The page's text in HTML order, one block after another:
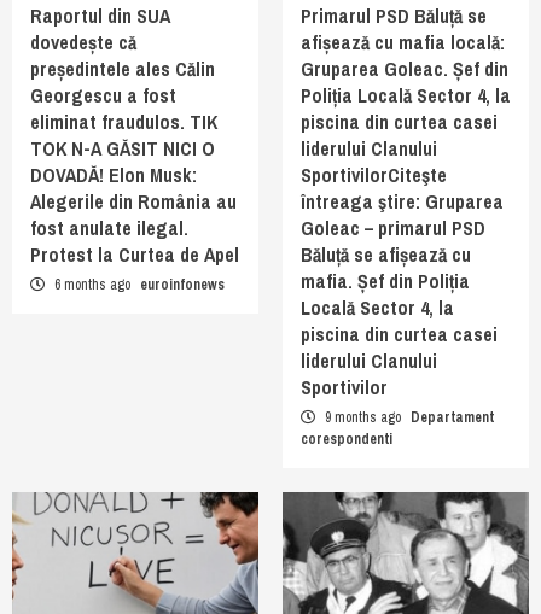
Raportul din SUA
dovedește că
președintele ales Călin
Georgescu a fost
eliminat fraudulos. TIK
TOK N-A GĂSIT NICI O
DOVADĂ! Elon Musk:
Alegerile din România au
fost anulate ilegal.
Protest la Curtea de Apel
6 months ago euroinfonews
Primarul PSD Băluță se
afișează cu mafia locală:
Gruparea Goleac. Șef din
Poliția Locală Sector 4, la
piscina din curtea casei
liderului Clanului
SportivilorCiteşte
întreaga ştire: Gruparea
Goleac – primarul PSD
Băluță se afișează cu
mafia. Șef din Poliția
Locală Sector 4, la
piscina din curtea casei
liderului Clanului
Sportivilor
9 months ago Departament
corespondenti